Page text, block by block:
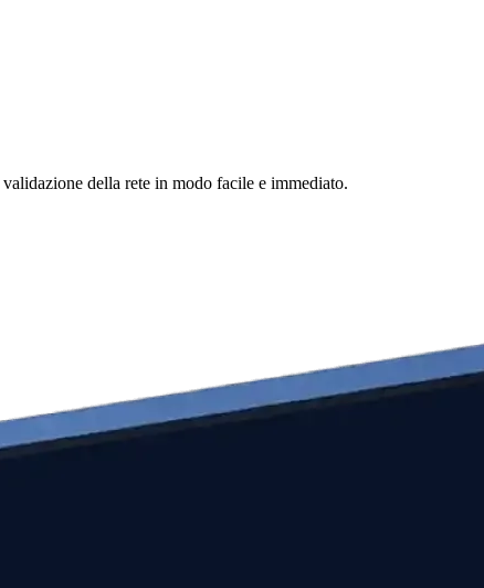
della rete in modo facile e immediato.